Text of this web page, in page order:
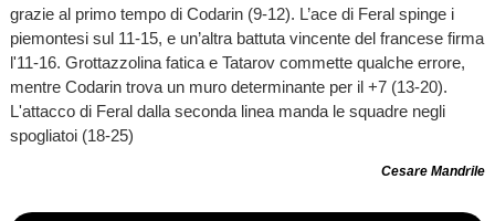
grazie al primo tempo di Codarin (9-12). L’ace di Feral spinge i
piemontesi sul 11-15, e un’altra battuta vincente del francese firma
l'11-16. Grottazzolina fatica e Tatarov commette qualche errore,
mentre Codarin trova un muro determinante per il +7 (13-20).
L'attacco di Feral dalla seconda linea manda le squadre negli
spogliatoi (18-25)
Cesare Mandrile